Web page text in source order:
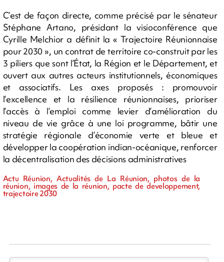
C’est de façon directe, comme précisé par le sénateur
Stéphane Artano, présidant la visioconférence que
Cyrille Melchior a définit la « Trajectoire Réunionnaise
pour 2030 », un contrat de territoire co-construit par les
3 piliers que sont l’État, la Région et le Département, et
ouvert aux autres acteurs institutionnels, économiques
et associatifs. Les axes proposés : promouvoir
l’excellence et la résilience réunionnaises, prioriser
l’accès à l’emploi comme levier d’amélioration du
niveau de vie grâce à une loi programme, bâtir une
stratégie régionale d’économie verte et bleue et
développer la coopération indian-océanique, renforcer
la décentralisation des décisions administratives
Actu Réunion, Actualités de La Réunion, photos de la
réunion, images de la réunion, pacte de developpement,
trajectoire 2030